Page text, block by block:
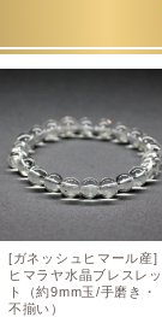
[ガネッシュヒマール産]
ヒマラヤ水晶ブレスレッ
ト（約9mm玉/手磨き・
不揃い）